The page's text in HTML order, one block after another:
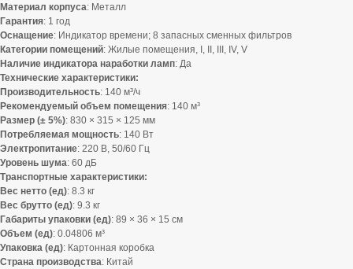
Материал корпуса: Металл
Гарантия: 1 год
Оснащение: Индикатор времени; 8 запасных сменных фильтров
Категории помещений: Жилые помещения, I, II, III, IV, V
Наличие индикатора наработки ламп: Да
Технические характеристики:
Производительность: 140 м³/ч
Рекомендуемый объем помещения: 140 м³
Размер (± 5%): 830 × 315 × 125 мм
Потребляемая мощность: 140 Вт
Электропитание: 220 В, 50/60 Гц
Уровень шума: 60 дБ
Транспортные характеристики:
Вес нетто (ед): 8.3 кг
Вес брутто (ед): 9.3 кг
Габариты упаковки (ед): 89 × 36 × 15 см
Объем (ед): 0.04806 м³
Упаковка (ед): Картонная коробка
Страна производства: Китай